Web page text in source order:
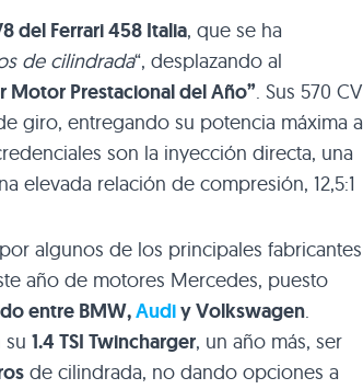
del Ferrari 458 Italia, que se ha
de cilindrada“, desplazando al
Motor Prestacional del Año”. Sus 570 CV
giro, entregando su potencia máxima a
son la inyección directa, una
elevada relación de compresión, 12,5:1
algunos de los principales fabricantes
año de motores Mercedes, puesto
entre BMW,Audiy Volkswagen.
1.4 TSI Twincharger, un año más, ser
de cilindrada, no dando opciones a